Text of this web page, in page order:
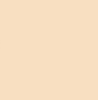
ce produit
merci